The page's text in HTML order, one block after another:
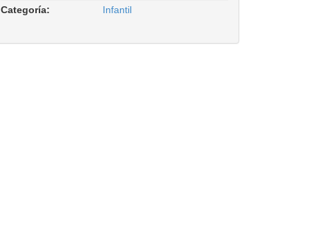
Categoría:
Infantil